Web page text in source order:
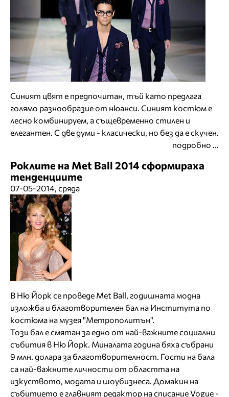
Синият цвят е предпочитан, тъй като предлага
голямо разнообразие от нюанси. Синият костюм е
лесно комбинируем, а същевременно стилен и
елегантен. С две думи - класически, но без да е скучен.
подробно ...
Роклите на Met Ball 2014 сформираха
тенденциите
07-05-2014, сряда
В Ню Йорк се проведе Met Ball, годишната модна
изложба и благотворителен бал на Института по
костюма на музея "Метрополитън".
Този бал е смятан за едно от най-важните социални
събития в Ню Йорк. Миналата година бяха събрани
9 млн. долара за благотворителност. Гости на бала
са най-важните личности от областта на
изкуството, модата и шоубизнеса. Домакин на
събитието е главният редактор на списание Vogue -